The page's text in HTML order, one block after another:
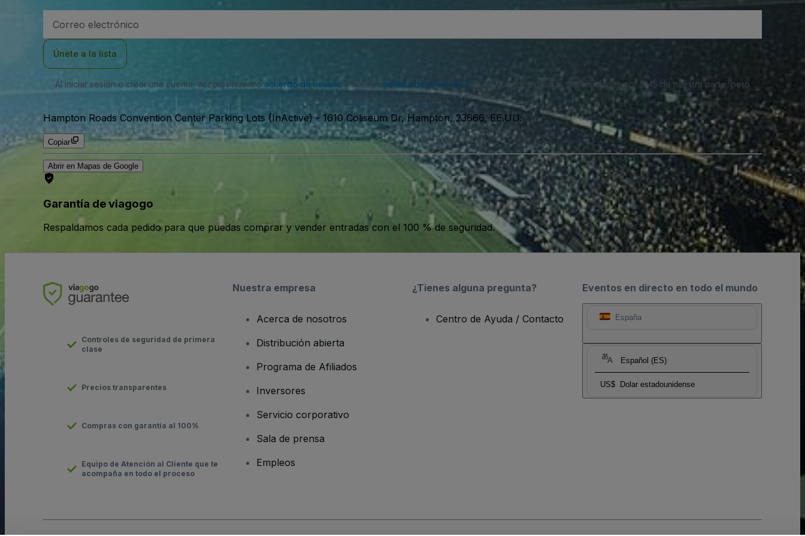
de
Únete a la lista
Al iniciar sesión o crear una cuenta, aceptas nuestro acuerdo de usuario y nuestra política de privacidad
. Es posible que recibas notificaciones por SMS de nuestra parte, pero
puedes darte de baja en cualquier momento.
Hampton Roads Convention Center Parking Lots (InActive)- 1610 Coliseum Dr, Hampton, 23666, EE.UU.
Copiar
Abrir en Mapas de Google
Garantía de viagogo
Respaldamos cada pedido para que puedas comprar y vender entradas con el 100 % de seguridad.
Eventos en directo en todo el mundo
España
Español (ES)
US$ Dolar estadounidense
Controles de seguridad de primera
clase
Precios transparentes
Compras con garantía al 100%
Equipo de Atención al Cliente que te
acompaña en todo el proceso
Nuestra empresa
Acerca de nosotros
Distribución abierta
Programa de Afiliados
Inversores
Servicio corporativo
Sala de prensa
Empleos
¿Tienes alguna pregunta?
Centro de Ayuda / Contacto